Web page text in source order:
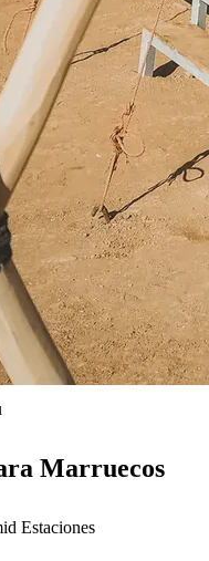
Marruecos
Estaciones